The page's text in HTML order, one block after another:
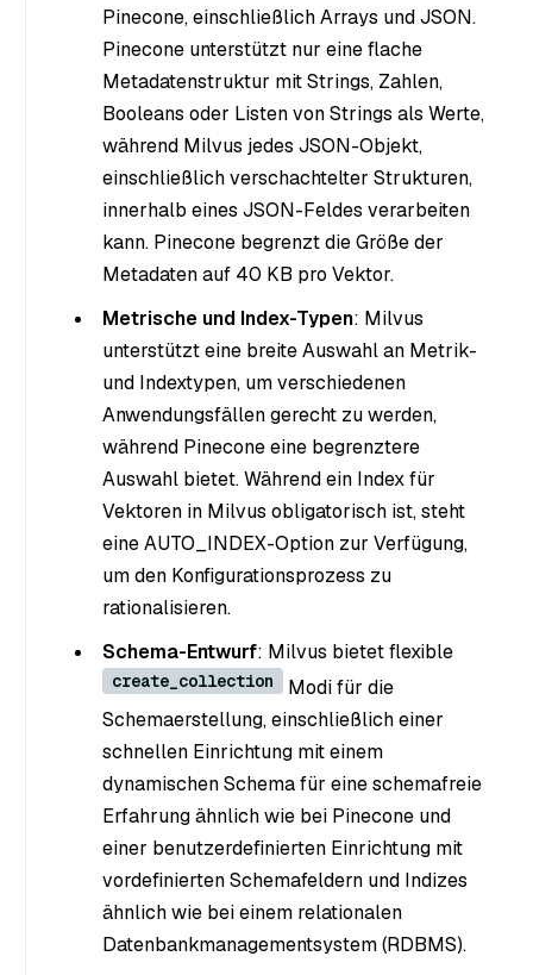
Pinecone, einschließlich Arrays und JSON.
Pinecone unterstützt nur eine flache
Metadatenstruktur mit Strings, Zahlen,
Booleans oder Listen von Strings als Werte,
während Milvus jedes JSON-Objekt,
einschließlich verschachtelter Strukturen,
innerhalb eines JSON-Feldes verarbeiten
kann. Pinecone begrenzt die Größe der
Metadaten auf 40 KB pro Vektor.
Metrische und Index-Typen: Milvus
unterstützt eine breite Auswahl an Metrik-
und Indextypen, um verschiedenen
Anwendungsfällen gerecht zu werden,
während Pinecone eine begrenztere
Auswahl bietet. Während ein Index für
Vektoren in Milvus obligatorisch ist, steht
eine AUTO_INDEX-Option zur Verfügung,
um den Konfigurationsprozess zu
rationalisieren.
Schema-Entwurf: Milvus bietet flexible
create_collection
Modi für die
Schemaerstellung, einschließlich einer
schnellen Einrichtung mit einem
dynamischen Schema für eine schemafreie
Erfahrung ähnlich wie bei Pinecone und
einer benutzerdefinierten Einrichtung mit
vordefinierten Schemafeldern und Indizes
ähnlich wie bei einem relationalen
Datenbankmanagementsystem (RDBMS).